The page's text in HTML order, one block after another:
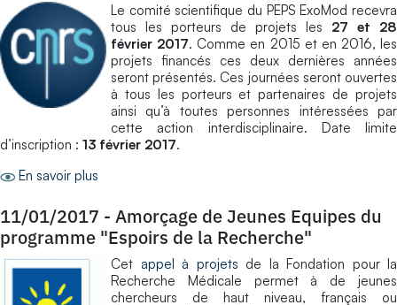
Le comité scientifique du PEPS ExoMod recevra
tous les porteurs de projets les 27 et 28
février 2017. Comme en 2015 et en 2016, les
projets financés ces deux dernières années
seront présentés. Ces journées seront ouvertes
à tous les porteurs et partenaires de projets
ainsi qu’à toutes personnes intéressées par
cette action interdisciplinaire. Date limite
d’inscription : 13 février 2017.
En savoir plus
11/01/2017 - Amorçage de Jeunes Equipes du
programme "Espoirs de la Recherche"
Cet appel à projets de la Fondation pour la
Recherche Médicale permet à de jeunes
chercheurs de haut niveau, français ou